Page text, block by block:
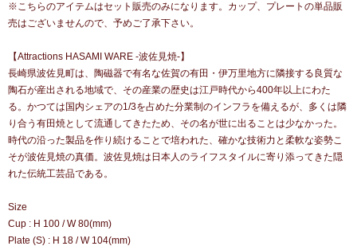
※こちらのアイテムはセット販売のみになります。カップ、プレートの単品販
売はございませんので、予めご了承下さい。
【Attractions HASAMI WARE -波佐見焼-】
長崎県波佐見町は、陶磁器で有名な佐賀の有田・伊万里地方に隣接する良質な
陶石が産出される地域で、その産業の歴史は江戸時代から400年以上にわた
る。かつては国内シェアの1/3を占めた分業制のインフラを備えるが、多くは隣
り合う有田焼として流通してきたため、その名が世に出ることは少なかった。
時代の沿った製品を作り続けることで培われた、確かな技術力と柔軟な姿勢こ
そが波佐見焼の真価。波佐見焼は日本人のライフスタイルに寄り添ってきた隠
れた伝統工芸品である。
Size
Cup : H 100 / W 80(mm)
Plate (S) : H 18 / W 104(mm)